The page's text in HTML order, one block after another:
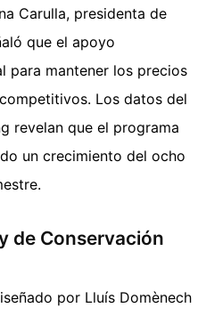
Carulla, presidenta de
que el apoyo
para mantener los precios
Los datos del
revelan que el programa
un crecimiento del ocho
de Conservación
por Lluís Domènech